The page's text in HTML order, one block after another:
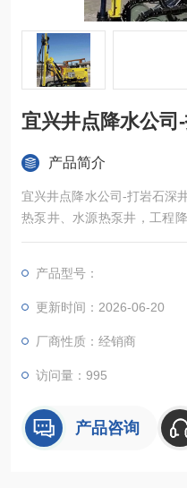
宜兴井点降水公司
产品简介
宜兴井点降水公司-打岩石深
热泵井、水源热泵井，工程
水、水空调冷风机及各种通
产品型号：
更新时间：2026-06-20
厂商性质：经销商
访问量：995
产品咨询